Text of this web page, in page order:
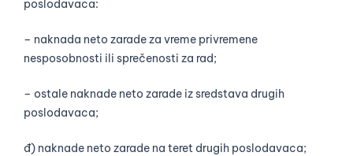
poslodavaca:
– naknada neto zarade za vreme privremene
nesposobnosti ili sprečenosti za rad;
– ostale naknade neto zarade iz sredstava drugih
poslodavaca;
đ) naknade neto zarade na teret drugih poslodavaca;